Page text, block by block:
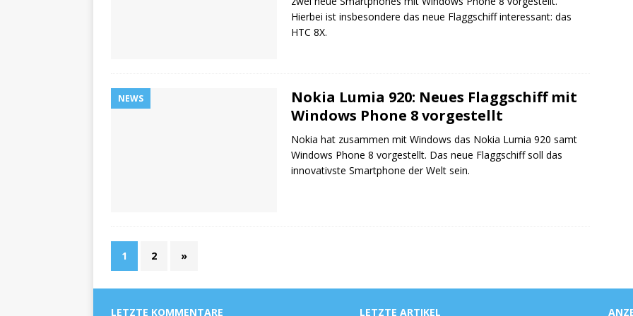
Hierbei ist insbesondere das neue Flaggschiff interessant: das
HTC 8X.
NEWS
Nokia Lumia 920: Neues Flaggschiff mit
Windows Phone 8 vorgestellt
Nokia hat zusammen mit Windows das Nokia Lumia 920 samt
Windows Phone 8 vorgestellt. Das neue Flaggschiff soll das
innovativste Smartphone der Welt sein.
1 2 »
LETZTE KOMMENTARE LETZTE ARTIKEL